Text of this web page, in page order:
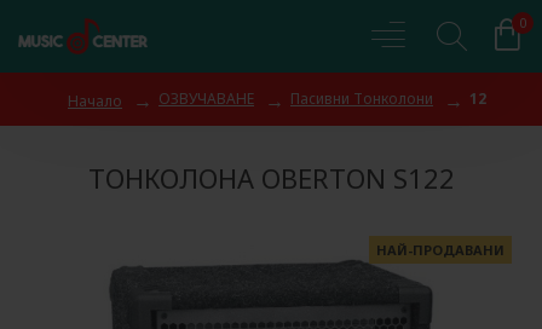
0
Начало ОЗВУЧАВАНЕ Пасивни Тонколони 12
ТОНКОЛОНA OBERTON S122
НАЙ-ПРОДАВАНИ